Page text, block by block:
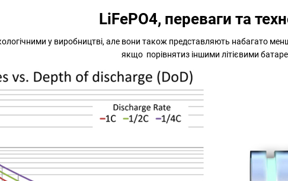
LiFePO4, переваги та
у виробництві, але вони також представляють набагато
якщо порівнятиз іншими літієвими